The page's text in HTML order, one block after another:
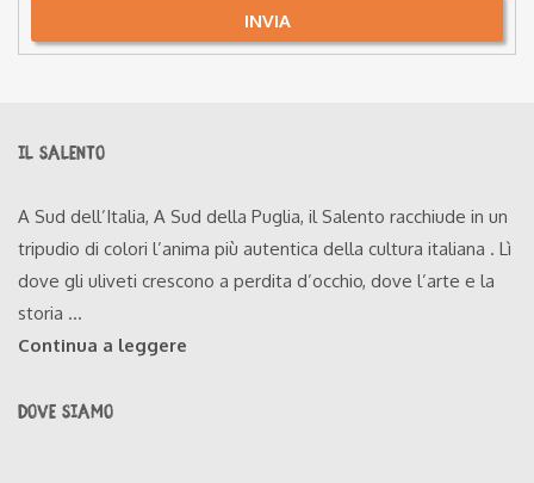
INVIA
IL SALENTO
A Sud dell’Italia, A Sud della Puglia, il Salento racchiude in un
tripudio di colori l’anima più autentica della cultura italiana . Lì
dove gli uliveti crescono a perdita d’occhio, dove l’arte e la
storia ...
Continua a leggere
DOVE SIAMO